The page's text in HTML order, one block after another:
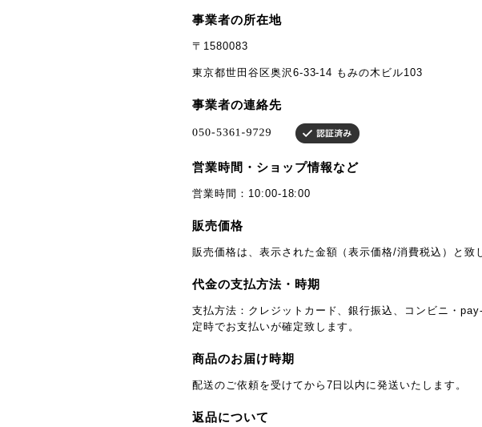
事業者の所在地
〒1580083
東京都世田谷区奥沢6-33-14 もみの木ビル103
事業者の連絡先
営業時間・ショップ情報など
営業時間：10:00-18:00
販売価格
販売価格は、表示された金額（表示価格/消費税込）と致
代金の支払方法・時期
支払方法：クレジットカード、銀行振込、コンビニ・
定時でお支払いが確定致します。
商品のお届け時期
配送のご依頼を受けてから7日以内に発送いたします。
返品について